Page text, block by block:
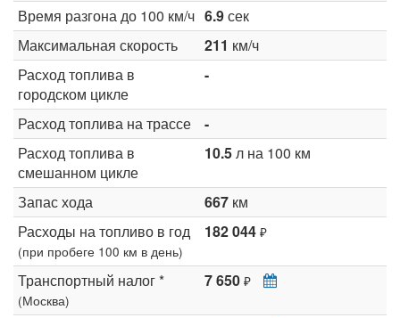
Время разгона до 100 км/ч 6.9сек
Максимальная скорость
211 км/ч
Расход топлива в
городском цикле
-
Расход топлива на трассе
-
Расход топлива в
смешанном цикле
10.5л на 100 км
Запас хода 667 км
Расходы на топливо в год
(при пробеге 100 км в день)
182 044 ₽
Транспортный налог *
(Москва)
7 650 ₽